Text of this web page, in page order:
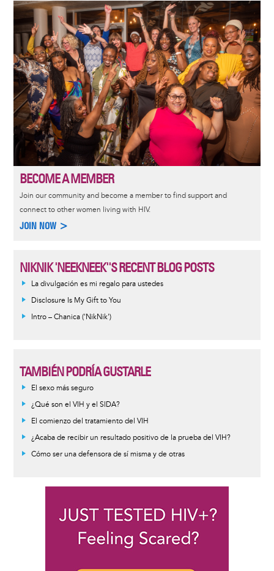
Image
BECOME A MEMBER
Join our community and become a member to find support and
connect to other women living with HIV.
JOIN NOW >
NIKNIK 'NEEKNEEK''S RECENT BLOG POSTS
La divulgación es mi regalo para ustedes
Disclosure Is My Gift to You
Intro – Chanica ('NikNik')
TAMBIÉN PODRÍA GUSTARLE
Informative
message
El sexo más seguro
¿Qué son el VIH y el SIDA?
El comienzo del tratamiento del VIH
¿Acaba de recibir un resultado positivo de la prueba del VIH?
Cómo ser una defensora de sí misma y de otras